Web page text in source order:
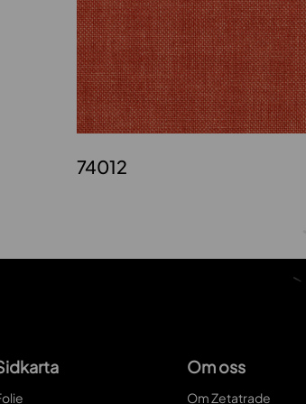
74012
Om oss
Om Zetatrade